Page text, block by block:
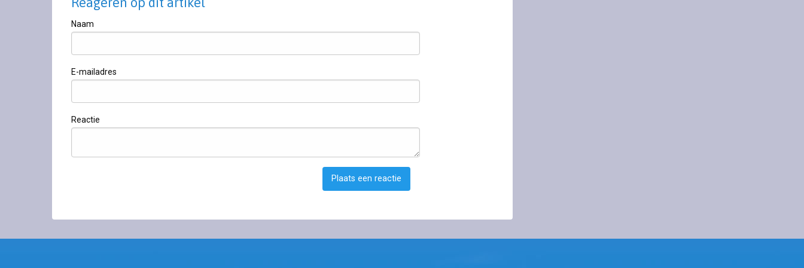
Naam
E-mailadres
Reactie
Plaats een reactie